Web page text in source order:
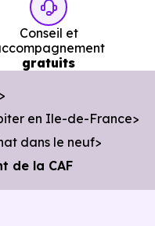
Conseil et
gratuits
en Ile-de-France
dans le neuf
de la CAF